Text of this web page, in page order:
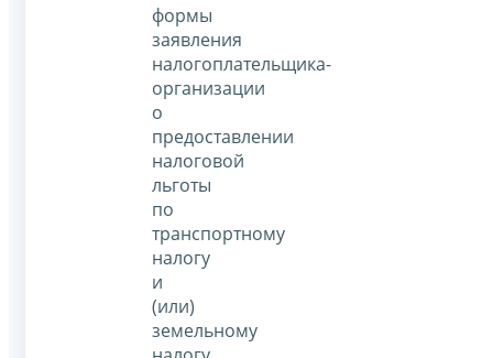
формы
заявления
налогоплательщика-
организации
о
предоставлении
налоговой
льготы
по
транспортному
налогу
и
(или)
земельному